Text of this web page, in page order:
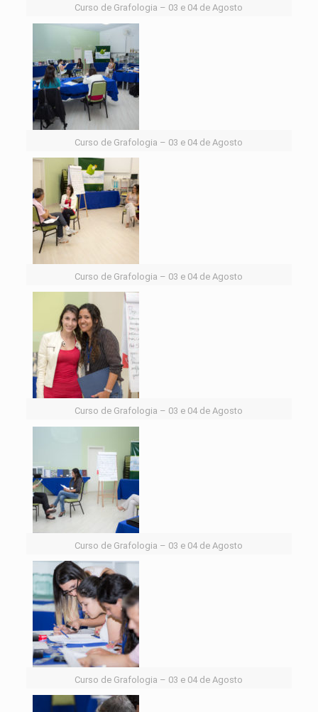
Curso de Grafologia – 03 e 04 de Agosto
Curso de Grafologia – 03 e 04 de Agosto
Curso de Grafologia – 03 e 04 de Agosto
Curso de Grafologia – 03 e 04 de Agosto
Curso de Grafologia – 03 e 04 de Agosto
Curso de Grafologia – 03 e 04 de Agosto